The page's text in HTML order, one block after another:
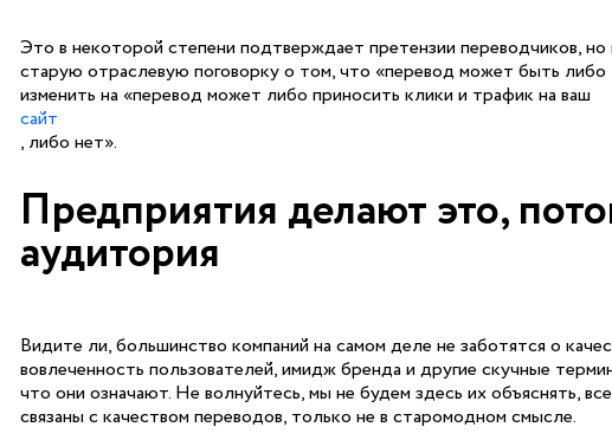
Это в некоторой степени подтверждает претензии переводчиков,
старую отраслевую поговорку о том, что «перевод может быть
изменить на «перевод может либо приносить клики и трафик на ваш
сайт
, либо нет».
Предприятия делают это,
аудитория
Видите ли, большинство компаний на самом деле не заботятся о
вовлеченность пользователей, имидж бренда и другие скучные
что они означают. Не волнуйтесь, мы не будем здесь их объяснять,
связаны с качеством переводов, только не в старомодном смысле.